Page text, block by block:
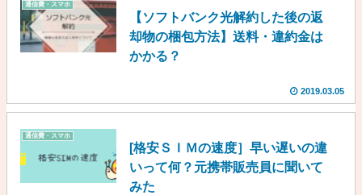
通信費・スマホ
【ソフトバンク光解約した後の返
却物の梱包方法】送料・違約金は
かかる？
2019.03.05
通信費・スマホ
[格安ＳＩＭの速度］早い遅いの違
いって何？元携帯販売員に聞いて
みた